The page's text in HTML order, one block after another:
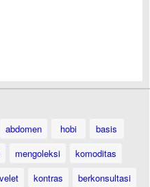
abdomen hobi
basis
mengoleksi
komoditas
kontras
berkonsultasi